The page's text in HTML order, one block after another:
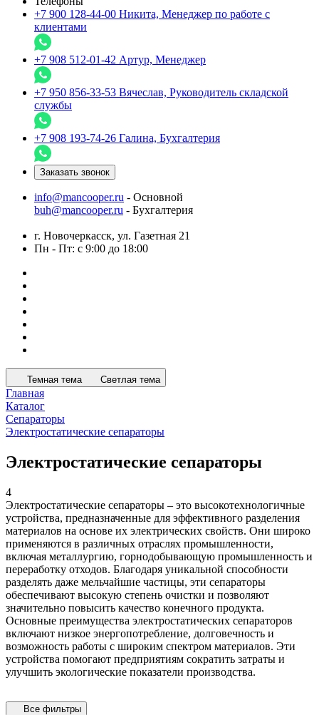
+7 900 128-44-00 Никита, Менеджер по работе с
клиентами
+7 908 512-01-42 Артур, Менеджер
+7 950 856-33-53 Вячеслав, Руководитель складской
службы
+7 908 193-74-26 Галина, Бухгалтерия
Заказать звонок
info@mancooper.ru - Основной
buh@mancooper.ru - Бухгалтерия
г. Новочеркасск, ул. Газетная 21
Пн - Пт: с 9:00 до 18:00
Темная тема Светлая тема
Главная
Каталог
Сепараторы
Электростатические сепараторы
Электростатические сепараторы
4
Электростатические сепараторы – это высокотехнологичные
устройства, предназначенные для эффективного разделения
материалов на основе их электрических свойств. Они широко
применяются в различных отраслях промышленности,
включая металлургию, горнодобывающую промышленность и
переработку отходов. Благодаря уникальной способности
разделять даже мельчайшие частицы, эти сепараторы
обеспечивают высокую степень очистки и позволяют
значительно повысить качество конечного продукта.
Основные преимущества электростатических сепараторов
включают низкое энергопотребление, долговечность и
возможность работы с широким спектром материалов. Эти
устройства помогают предприятиям сократить затраты и
улучшить экологические показатели производства.
Все фильтры